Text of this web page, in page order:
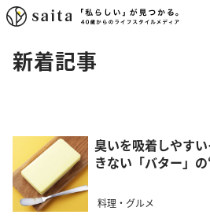
新着記事
臭いを吸着しやす
きない「バター」
料理・グルメ